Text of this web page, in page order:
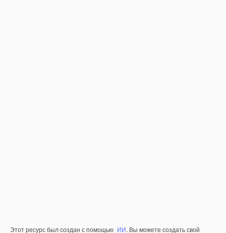
Этот ресурс был создан с помощью ИИ. Вы можете создать свой